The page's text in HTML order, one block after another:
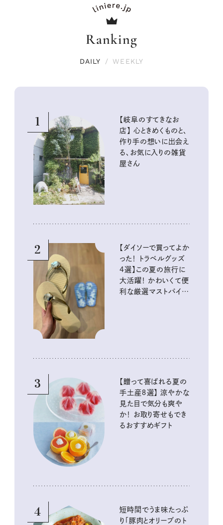
Ranking
DAILY / WEEKLY
1
【岐阜のすてきなお
店】 心ときめくものと、
作り手の想いに出会え
る、お気に入りの雑貨
屋さん
2
【ダイソーで買ってよか
った！ トラベルグッズ
4選】この夏の旅行に
大活躍！ かわいくて便
利な厳選マストバイア
3
【贈って喜ばれる夏の
手土産８選】 涼やかな
見た目で気分も爽や
か！ お取り寄せもでき
るおすすめギフト
4
短時間でうま味たっぷ
り「豚肉とオリーブのト